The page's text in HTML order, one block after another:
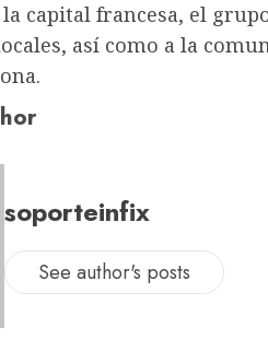
la capital francesa, el
así como a la
soporteinfix
See author's posts